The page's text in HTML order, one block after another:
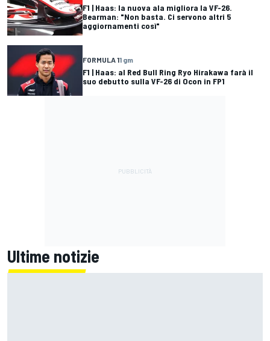
F1 | Haas: la nuova ala migliora la VF-26.
Bearman: "Non basta. Ci servono altri 5
aggiornamenti così"
FORMULA 11 gm
F1 | Haas: al Red Bull Ring Ryo Hirakawa farà il
suo debutto sulla VF-26 di Ocon in FP1
Ultime notizie